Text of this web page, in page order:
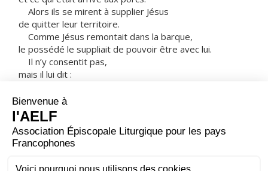
Alors ils se mirent à supplier Jésus
de quitter leur territoire.
Comme Jésus remontait dans la barque,
le possédé le suppliait de pouvoir être avec lui.
Il n’y consentit pas,
mais il lui dit :
annonce-leur tout ce que le Seigneur
a fait pour toi dans sa miséricorde. »
Alors l’homme s’en alla,
il se mit à proclamer dans la région de la Décapole
ce que Jésus avait fait pour lui,
et tout le monde était dans l’admiration.